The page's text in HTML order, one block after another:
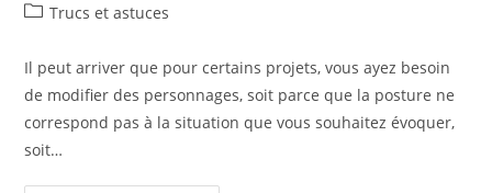
Trucs et astuces
Il peut arriver que pour certains projets, vous ayez besoin
de modifier des personnages, soit parce que la posture ne
correspond pas à la situation que vous souhaitez évoquer,
soit…